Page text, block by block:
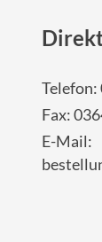
Telefon:
Fax:
E-Mail: